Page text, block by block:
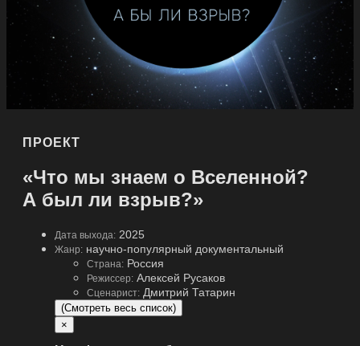
ПРОЕКТ
«Что мы знаем о Вселенной?
А был ли взрыв?»
Дата выхода: 2025
Жанр: научно-популярный документальный
Страна: Россия
Режиссер: Алексей Русаков
Сценарист: Дмитрий Татарин
(Смотреть весь список)
×